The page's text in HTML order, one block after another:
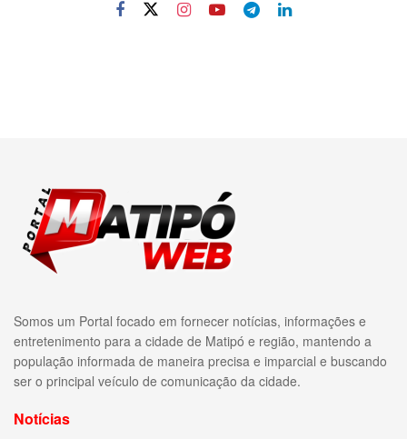
Somos um Portal focado em fornecer notícias, informações e
entretenimento para a cidade de Matipó e região, mantendo a
população informada de maneira precisa e imparcial e buscando
ser o principal veículo de comunicação da cidade.
Notícias